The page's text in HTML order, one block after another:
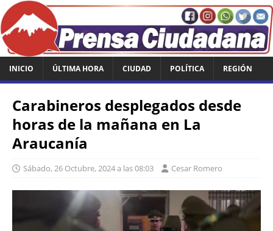
INICIO ÚLTIMA HORA CIUDAD POLÍTICA REGIÓN
Carabineros desplegados desde
horas de la mañana en La
Araucanía
Sábado, 26 Octubre, 2024 a las 08:03 Cesar Romero